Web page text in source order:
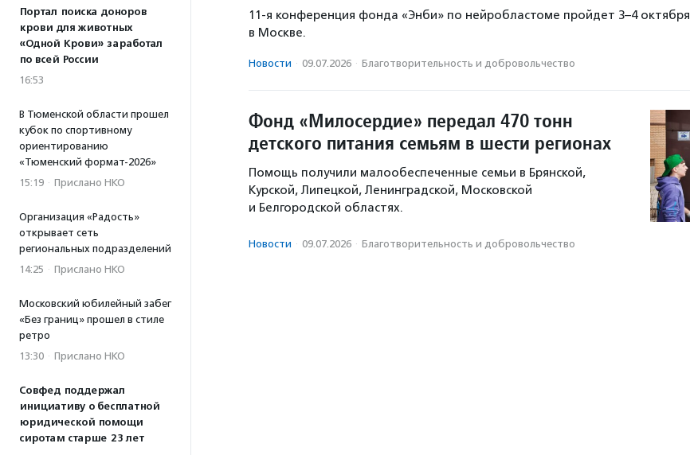
Портал поиска доноров
крови для животных
«Одной Крови» заработал
по всей России
16:53
В Тюменской области прошел
кубок по спортивному
ориентированию
«Тюменский формат-2026»
15:19 · Прислано НКО
Организация «Радость»
открывает сеть
региональных подразделений
14:25 · Прислано НКО
Московский юбилейный забег
«Без границ» прошел в стиле
ретро
13:30 · Прислано НКО
Совфед поддержал
инициативу о бесплатной
юридической помощи
сиротам старше 23 лет
11-я конференция фонда «Энби» по нейробластоме пройдет 3–4 октября
в Москве.
Новости · 09.07.2026 · Благотвори­тель­ность и доброволь­чест­во
Фонд «Милосердие» передал 470 тонн
детского питания семьям в шести регионах
Помощь получили малообеспеченные семьи в Брянской,
Курской, Липецкой, Ленинградской, Московской
и Белгородской областях.
Новости · 09.07.2026 · Благотвори­тель­ность и доброволь­чест­во